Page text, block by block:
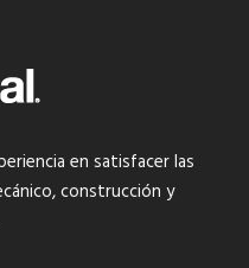
en satisfacer las
,construcción y